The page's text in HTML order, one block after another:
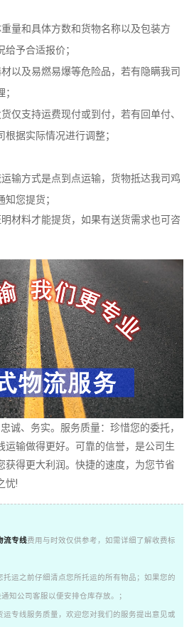
量和具体方数和货物名称以及包装方
予合适报价；
以及易燃易爆等危险品，若有隐瞒我司
仅支持运费现付或到付，若有回单付、
据实际情况进行调整；
输方式是点到点运输，货物抵达我司鸡
您提货；
材料才能提货，如果有送货需求也可咨
、务实。服务质量：珍惜您的委托，
运输做得更好。可靠的信誉，是公司生
获得更大利润。快捷的速度，为您节省
忧!
流专线费用与时效仅供参考，如需详细了解收费标
运之前仔细清点您所托运的所有物品；如果您的
知公司客服以便安排仓库存放。；
专线服务质量，欢迎您对我们的服务提出意见或